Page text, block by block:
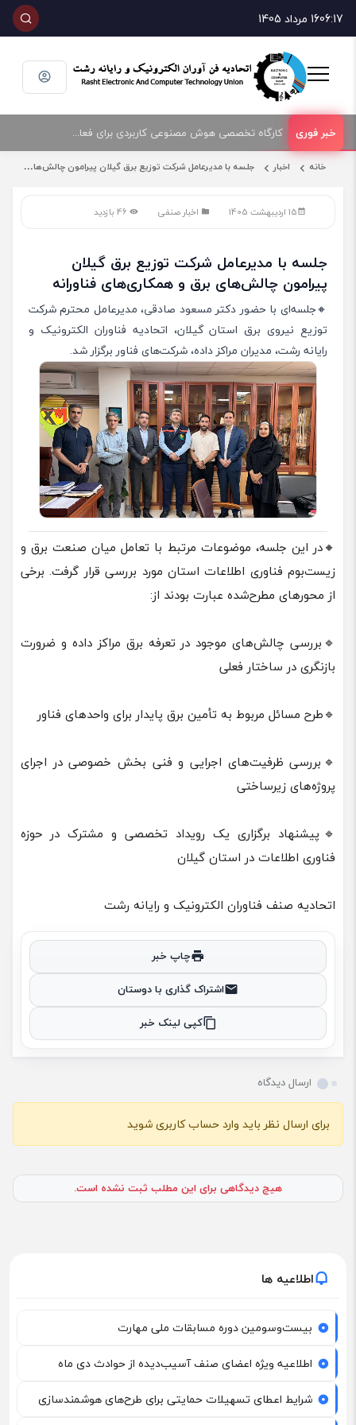
06:1716 مرداد 1405
کارگاه تخصصی هوش مصنوعی کاربردی برای فعالان حوزه فناوری و فروش تجهیزات الکترونیک و رایانه
خانه اخبار جلسه با مدیرعامل شرکت توزیع برق گیلان پیرامون چالش‌های برق و همکاری‌های فناورانه
15 اردیبهشت 1405 اخبار صنفی
جلسه با مدیرعامل شرکت توزیع برق گیلان
پیرامون چالش‌های برق و همکاری‌های فناورانه
🔸جلسه‌ای با حضور دکتر مسعود صادقی، مدیرعامل محترم شرکت
توزیع نیروی برق استان گیلان، اتحادیه فناوران الکترونیک و
رایانه رشت، مدیران مراکز داده، شرکت‌های فناور برگزار شد.
🔸در این جلسه، موضوعات مرتبط با تعامل میان صنعت برق و
زیست‌بوم فناوری اطلاعات استان مورد بررسی قرار گرفت. برخی
از محورهای مطرح‌شده عبارت بودند از:
🔹بررسی چالش‌های موجود در تعرفه برق مراکز داده و ضرورت
بازنگری در ساختار فعلی
🔹طرح مسائل مربوط به تأمین برق پایدار برای واحدهای فناور
🔹بررسی ظرفیت‌های اجرایی و فنی بخش خصوصی در اجرای
پروژه‌های زیرساختی
🔹پیشنهاد برگزاری یک رویداد تخصصی و مشترک در حوزه
فناوری اطلاعات در استان گیلان
اتحادیه صنف فناوران الکترونیک و رایانه رشت
چاپ خبر
اشتراک گذاری با دوستان
کپی لینک خبر
ارسال دیدگاه
برای ارسال نظر باید وارد حساب کاربری شوید
هیچ دیدگاهی برای این مطلب ثبت نشده است.
اطلاعیه ها
بیست‌وسومین دوره مسابقات ملی مهارت
اطلاعیه ویژه اعضای صنف آسیب‌دیده از حوادث دی ماه
شرایط اعطای تسهیلات حمایتی برای طرح‌های هوشمندسازی